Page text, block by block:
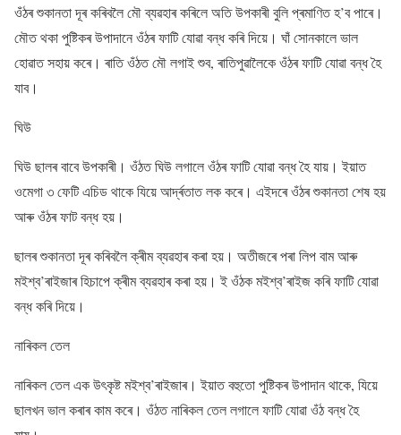
ওঁঠৰ শুকানতা দূৰ কৰিবলৈ মৌ ব্যৱহাৰ কৰিলে অতি উপকাৰী বুলি প্ৰমাণিত হ’ব পাৰে।
মৌত থকা পুষ্টিকৰ উপাদানে ওঁঠৰ ফাটি যোৱা বন্ধ কৰি দিয়ে। ঘাঁ সোনকালে ভাল
হোৱাত সহায় কৰে। ৰাতি ওঁঠত মৌ লগাই শুব, ৰাতিপুৱালৈকে ওঁঠৰ ফাটি যোৱা বন্ধ হৈ
যাব।
ঘিউ
ঘিউ ছালৰ বাবে উপকাৰী। ওঁঠত ঘিউ লগালে ওঁঠৰ ফাটি যোৱা বন্ধ হৈ যায়। ইয়াত
ওমেগা ৩ ফেটি এচিড থাকে যিয়ে আৰ্দ্ৰতাত লক কৰে। এইদৰে ওঁঠৰ শুকানতা শেষ হয়
আৰু ওঁঠৰ ফাট বন্ধ হয়।
ছালৰ শুকানতা দূৰ কৰিবলৈ ক্ৰীম ব্যৱহাৰ কৰা হয়। অতীজৰে পৰা লিপ বাম আৰু
মইশ্ব’ৰাইজাৰ হিচাপে ক্ৰীম ব্যৱহাৰ কৰা হয়। ই ওঁঠক মইশ্ব’ৰাইজ কৰি ফাটি যোৱা
বন্ধ কৰি দিয়ে।
নাৰিকল তেল
নাৰিকল তেল এক উৎকৃষ্ট মইশ্ব’ৰাইজাৰ। ইয়াত বহুতো পুষ্টিকৰ উপাদান থাকে, যিয়ে
ছালখন ভাল কৰাৰ কাম কৰে। ওঁঠত নাৰিকল তেল লগালে ফাটি যোৱা ওঁঠ বন্ধ হৈ